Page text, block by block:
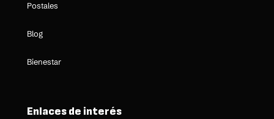
Postales
Blog
Bienestar
Enlaces de interés